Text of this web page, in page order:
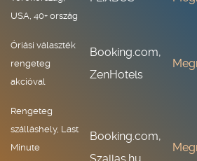
USA, 40+ ország
Óriási választék
rengeteg
akcióval
Booking.com,
ZenHotels
Rengeteg
szálláshely, Last
Minute
Booking.com,
Szallas.hu